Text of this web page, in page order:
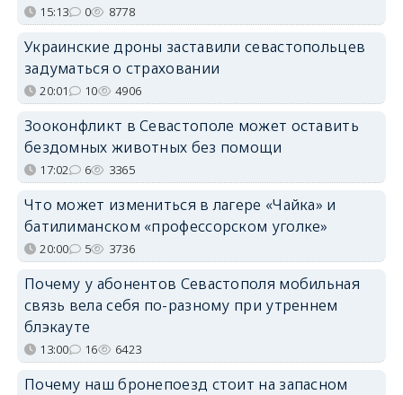
15:13 0 8778
Украинские дроны заставили севастопольцев
задуматься о страховании
20:01 10 4906
Зооконфликт в Севастополе может оставить
бездомных животных без помощи
17:02 6 3365
Что может измениться в лагере «Чайка» и
батилиманском «профессорском уголке»
20:00 5 3736
Почему у абонентов Севастополя мобильная
связь вела себя по-разному при утреннем
блэкауте
13:00 16 6423
Почему наш бронепоезд стоит на запасном